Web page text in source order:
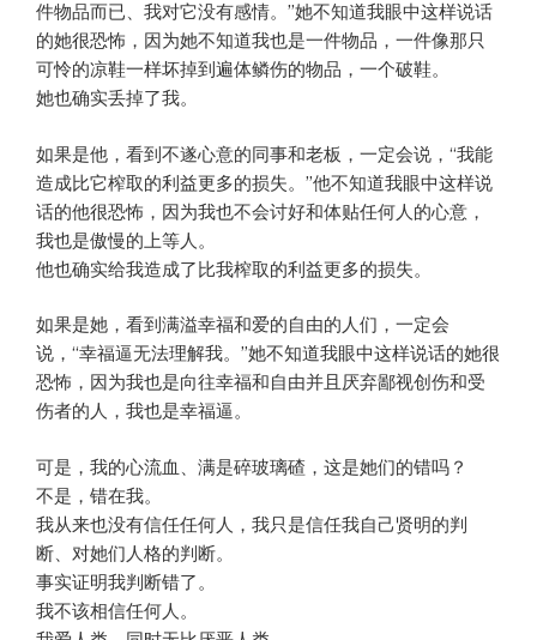
件物品而已、我对它没有感情。”她不知道我眼中这样说话
的她很恐怖，因为她不知道我也是一件物品，一件像那只
可怜的凉鞋一样坏掉到遍体鳞伤的物品，一个破鞋。
她也确实丢掉了我。
如果是他，看到不遂心意的同事和老板，一定会说，“我能
造成比它榨取的利益更多的损失。”他不知道我眼中这样说
话的他很恐怖，因为我也不会讨好和体贴任何人的心意，
我也是傲慢的上等人。
他也确实给我造成了比我榨取的利益更多的损失。
如果是她，看到满溢幸福和爱的自由的人们，一定会
说，“幸福逼无法理解我。”她不知道我眼中这样说话的她很
恐怖，因为我也是向往幸福和自由并且厌弃鄙视创伤和受
伤者的人，我也是幸福逼。
可是，我的心流血、满是碎玻璃碴，这是她们的错吗？
不是，错在我。
我从来也没有信任任何人，我只是信任我自己贤明的判
断、对她们人格的判断。
事实证明我判断错了。
我不该相信任何人。